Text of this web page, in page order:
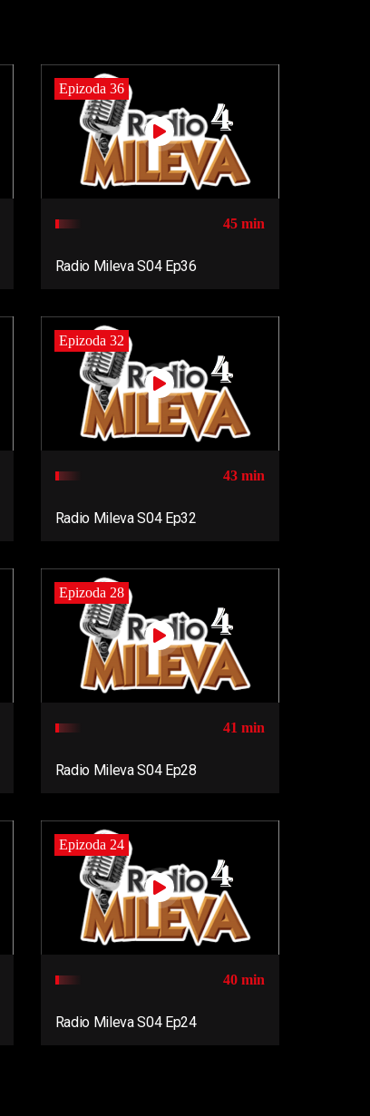
Epizoda 36
45 min
Radio Mileva S04 Ep36
Epizoda 32
43 min
Radio Mileva S04 Ep32
Epizoda 28
41 min
Radio Mileva S04 Ep28
Epizoda 24
40 min
Radio Mileva S04 Ep24